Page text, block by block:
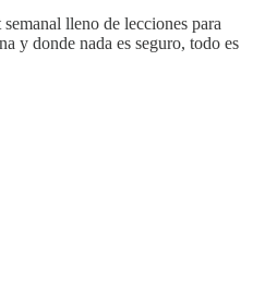
lleno de lecciones para
y donde nada es seguro, todo es